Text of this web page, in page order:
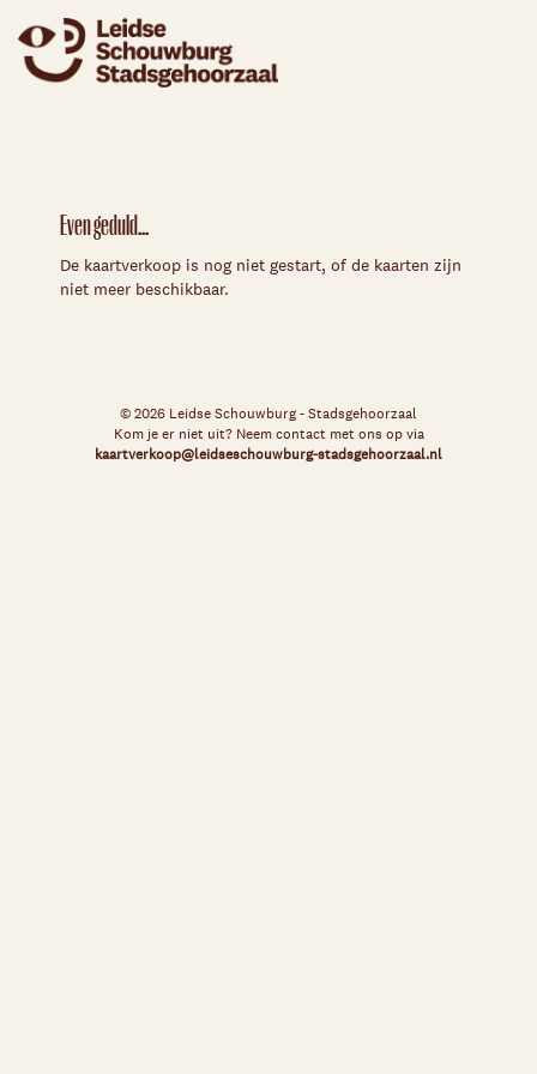
Even geduld...
De kaartverkoop is nog niet gestart, of de kaarten zijn
niet meer beschikbaar.
© 2026 Leidse Schouwburg - Stadsgehoorzaal
Kom je er niet uit? Neem contact met ons op via
kaartverkoop@leidseschouwburg-stadsgehoorzaal.nl